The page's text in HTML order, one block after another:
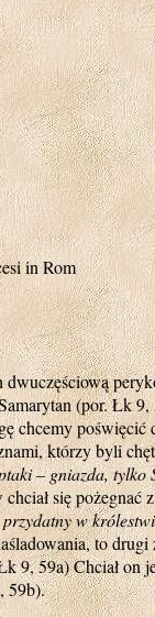
in Rom
(por. Łk
chcemy
którzy byli
– gniazda, tylko
się pożegnać
przydatny w
to drugi
9, 59a) Chciał on
59b).